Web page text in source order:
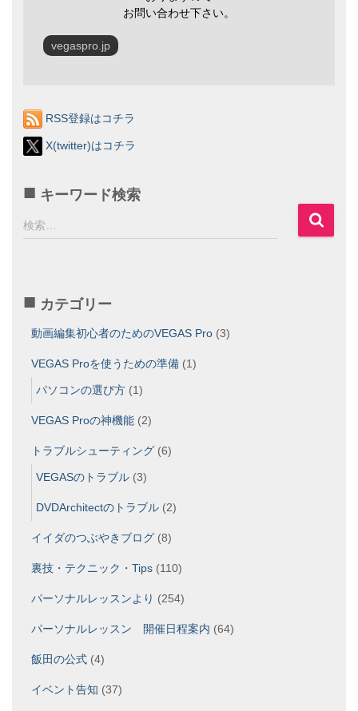
お問い合わせ下さい。
vegaspro.jp
RSS登録はコチラ
X(twitter)はコチラ
キーワード検索
検
索
検索…
カテゴリー
動画編集初心者のためのVEGAS Pro (3)
VEGAS Proを使うための準備 (1)
パソコンの選び方 (1)
VEGAS Proの神機能 (2)
トラブルシューティング (6)
VEGASのトラブル (3)
DVDArchitectのトラブル (2)
イイダのつぶやきブログ (8)
裏技・テクニック・Tips (110)
パーソナルレッスンより (254)
パーソナルレッスン 開催日程案内 (64)
飯田の公式 (4)
イベント告知 (37)